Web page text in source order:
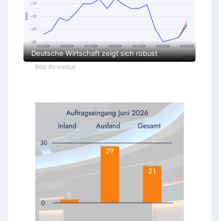
Deutsche Wirtschaft zeigt sich robust
Bild: Ifo Institut